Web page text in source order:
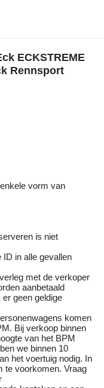
ECKSTREME
Rennsport
vorm van
is niet
ID in alle gevallen
met de verkoper
aanbetaald
geen geldige
komen
Bij verkoop binnen
van het BPM
we binnen 10
het voertuig nodig. In
te voorkomen. Vraag